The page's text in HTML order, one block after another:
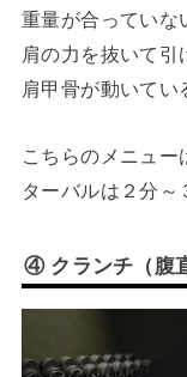
重量が合っていな
肩の力を抜いて引
肩甲骨が動いてい
こちらのメニュ
ターバルは２分～
④ クランチ（腹